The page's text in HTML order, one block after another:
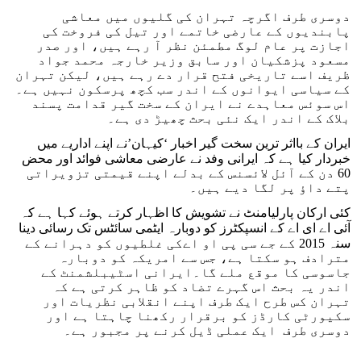
دوسری طرف اگرچہ تہران کی گلیوں میں معاشی
پابندیوں کے عارضی خاتمے اور تیل کی فروخت کی
اجازت پر عام لوگ مطمئن نظر آ رہے ہیں، اور صدر
مسعود پزشکیان اور سابق وزیر خارجہ محمد جواد
ظریف اسے تاریخی فتح قرار دے رہے ہیں، لیکن تہران
کے سیاسی ایوانوں کے اندر سب کچھ پرسکون نہیں ہے۔
اس سوئس معاہدے نے ایران کے سخت گیر قدامت پسند
بلاک کے اندر ایک نئی بحث چھیڑ دی ہے۔
ایران کے بااثر ترین سخت گیر اخبار ‘کیہان’نے اپنے اداریے میں
خبردار کیا ہے کہ ایرانی وفد نے عارضی معاشی فوائد اور محض
60 دن کے آئل لائسنس کے بدلے اپنے قیمتی تزویراتی
پتے داؤ پر لگا دیے ہیں۔
کئی ارکان پارلیامنٹ نے تشویش کا اظہار کرتے ہوئے کہا ہے کہ
آئی اے ای اے کے انسپکٹرز کو دوبارہ ایٹمی سائٹس تک رسائی دینا
سنہ 2015 کے جے سی پی او اےکی غلطیوں کو دہرانے کے
مترادف ہو سکتا ہے، جس سے امریکہ کو دوبارہ
جاسوسی کا موقع ملے گا۔ایرانی اسٹیبلشمنٹ کے
اندر یہ بحث اس گہرے تضاد کو ظاہر کرتی ہے کہ
تہران کس طرح ایک طرف اپنے انقلابی نظریات اور
سکیورٹی کارڈز کو برقرار رکھنا چاہتا ہے اور
دوسری طرف ایک عملی ڈیل کرنے پر مجبور ہے۔